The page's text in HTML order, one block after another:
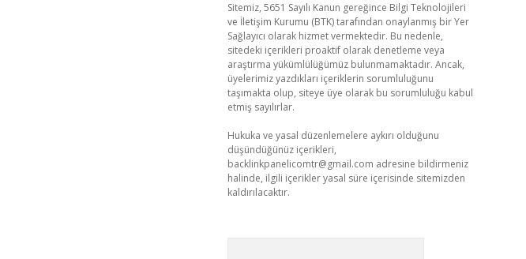
Sitemiz, 5651 Sayılı Kanun gereğince Bilgi Teknolojileri
ve İletişim Kurumu (BTK) tarafından onaylanmış bir Yer
Sağlayıcı olarak hizmet vermektedir. Bu nedenle,
sitedeki içerikleri proaktif olarak denetleme veya
araştırma yükümlülüğümüz bulunmamaktadır. Ancak,
üyelerimiz yazdıkları içeriklerin sorumluluğunu
taşımakta olup, siteye üye olarak bu sorumluluğu kabul
etmiş sayılırlar.
Hukuka ve yasal düzenlemelere aykırı olduğunu
düşündüğünüz içerikleri,
backlinkpanelicomtr@gmail.com adresine bildirmeniz
halinde, ilgili içerikler yasal süre içerisinde sitemizden
kaldırılacaktır.